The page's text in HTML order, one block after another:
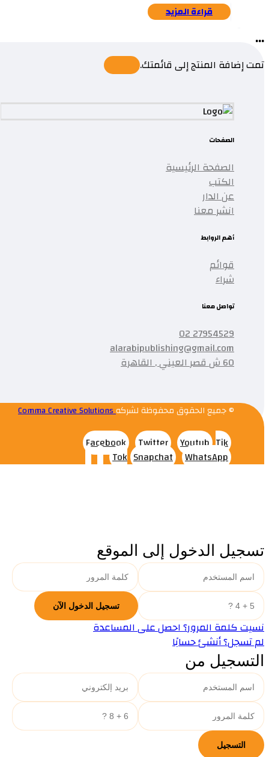
قراءة المزيد
...
تمت إضافة المنتج إلى قائمتك.
الصفحات
الصفحة الرئيسية
الكتب
عن الدار
انشر معنا
أهم الروابط
قوائم
شراء
تواصل معنا
27954529 02
alarabipublishing@gmail.com
60 ش قصر العيني , القاهرة
© جميع الحقوق محفوظة لشركهComma Creative Solutions
Facebook Twitter Youtub Tik
Tok Snapchat WhatsApp
تسجيل الدخول إلى الموقع
نسيت كلمة المرور؟ احصل على المساعدة
لم تسجل؟ أنشئ حسابًا
التسجيل من